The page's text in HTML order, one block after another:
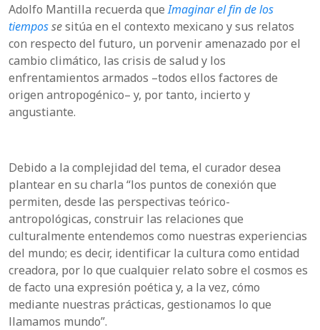
Adolfo Mantilla recuerda queImaginar el fin de los
tiempossesitúa en el contexto mexicano y sus relatos
con respecto del futuro, un porvenir amenazado por el
cambio climático, las crisis de salud y los
enfrentamientos armados ­–todos ellos factores de
origen antropogénico– y, por tanto, incierto y
angustiante.
Debido a la complejidad del tema, el curador desea
plantear en su charla “los puntos de conexión que
permiten, desde las perspectivas teórico-
antropológicas, construir las relaciones que
culturalmente entendemos como nuestras experiencias
del mundo; es decir, identificar la cultura como entidad
creadora, por lo que cualquier relato sobre el cosmos es
de facto una expresión poética y, a la vez, cómo
mediante nuestras prácticas, gestionamos lo que
llamamos mundo”.